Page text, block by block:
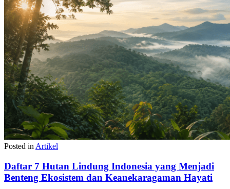
Posted in Artikel
Daftar 7 Hutan Lindung Indonesia yang Menjadi
Benteng Ekosistem dan Keanekaragaman Hayati